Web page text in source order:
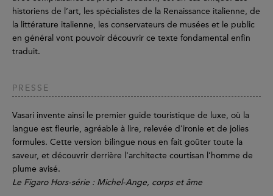
historiens de l’art, les spécialistes de la Renaissance italienne, de
la littérature italienne, les conservateurs de musées et le public
en général vont pouvoir découvrir ce texte fondamental enfin
traduit.
PRESSE
Vasari invente ainsi le premier guide touristique de luxe, où la
langue est fleurie, agréable à lire, relevée d’ironie et de jolies
formules. Cette version bilingue nous en fait goûter toute la
saveur, et découvrir derrière l'architecte courtisan l’homme de
plume avisé.
Le Figaro Hors-série : Michel-Ange, corps et âme